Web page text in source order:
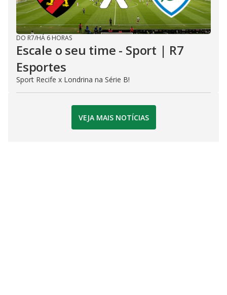
DO R7/HÁ 6 HORAS
Escale o seu time - Sport | R7
Esportes
Sport Recife x Londrina na Série B!
VEJA MAIS NOTÍCIAS